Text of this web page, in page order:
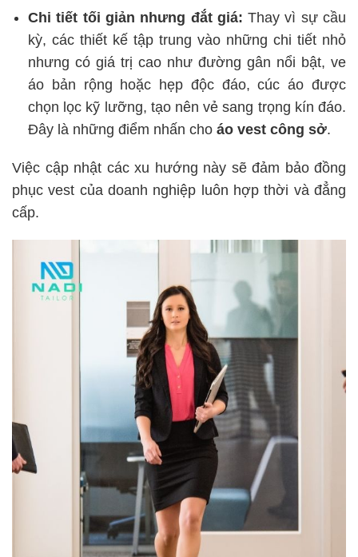
Chi tiết tối giản nhưng đắt giá: Thay vì sự cầu
kỳ, các thiết kế tập trung vào những chi tiết nhỏ
nhưng có giá trị cao như đường gân nổi bật, ve
áo bản rộng hoặc hẹp độc đáo, cúc áo được
chọn lọc kỹ lưỡng, tạo nên vẻ sang trọng kín đáo.
Đây là những điểm nhấn cho áo vest công sở.
Việc cập nhật các xu hướng này sẽ đảm bảo đồng
phục vest của doanh nghiệp luôn hợp thời và đẳng
cấp.